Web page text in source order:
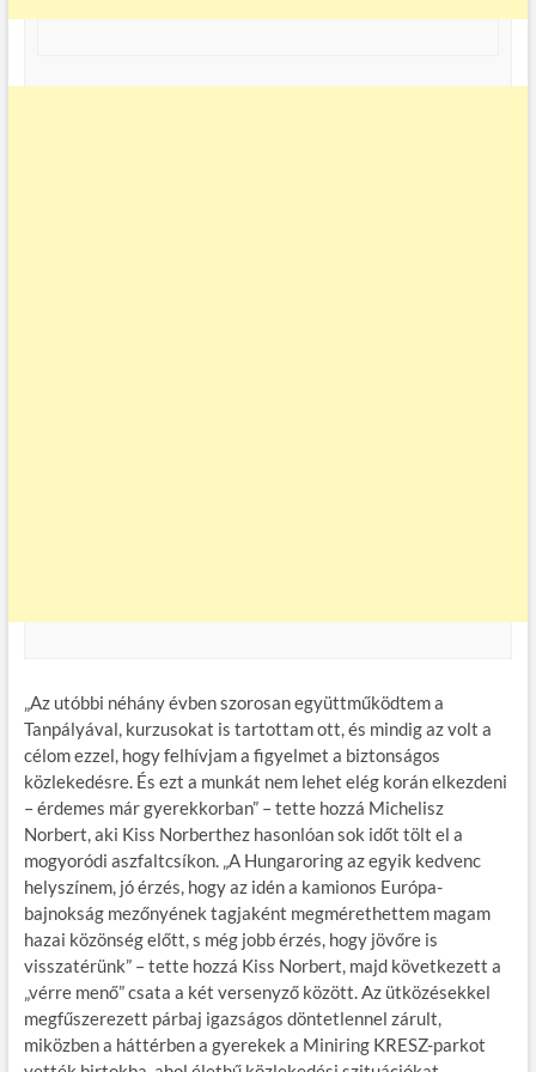
„Az utóbbi néhány évben szorosan együttműködtem a
Tanpályával, kurzusokat is tartottam ott, és mindig az volt a
célom ezzel, hogy felhívjam a figyelmet a biztonságos
közlekedésre. És ezt a munkát nem lehet elég korán elkezdeni
– érdemes már gyerekkorban” – tette hozzá Michelisz
Norbert, aki Kiss Norberthez hasonlóan sok időt tölt el a
mogyoródi aszfaltcsíkon. „A Hungaroring az egyik kedvenc
helyszínem, jó érzés, hogy az idén a kamionos Európa-
bajnokság mezőnyének tagjaként megmérethettem magam
hazai közönség előtt, s még jobb érzés, hogy jövőre is
visszatérünk” – tette hozzá Kiss Norbert, majd következett a
„vérre menő” csata a két versenyző között. Az ütközésekkel
megfűszerezett párbaj igazságos döntetlennel zárult,
miközben a háttérben a gyerekek a Miniring KRESZ-parkot